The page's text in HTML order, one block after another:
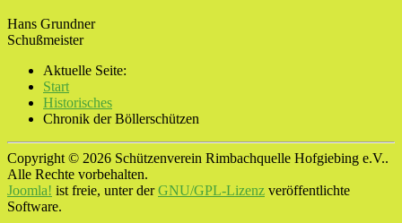
Hans Grundner
Schußmeister
Aktuelle Seite:
Start
Historisches
Chronik der Böllerschützen
Copyright © 2026 Schützenverein Rimbachquelle Hofgiebing e.V..
Alle Rechte vorbehalten.
Joomla! ist freie, unter derGNU/GPL-Lizenz veröffentlichte
Software.